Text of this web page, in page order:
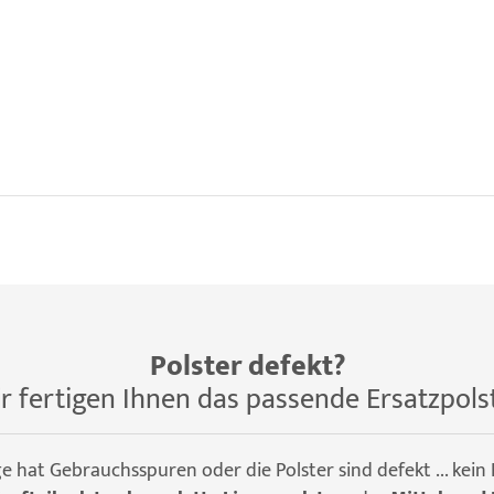
Polster defekt?
fertigen Ihnen das passende
hat Gebrauchsspuren oder die Polster sind defekt ... kein